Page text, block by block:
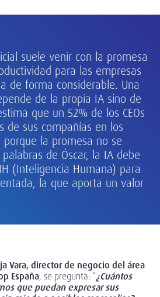
suele venir con la promesa
para las empresas
de forma considerable. Una
de la propia IA sino de
que un 52% de los CEOs
de sus compañías en los
porque la promesa no se
de Óscar, la IA debe
(Inteligencia Humana) para
la que aporta un valor
Vara, director de negocio del área
España, se pregunta: “¿Cuántos
que puedan expresar sus